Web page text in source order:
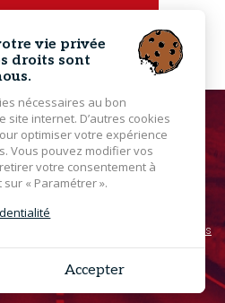
- Photos non contractuelles -
Mentions
légales
de site Internet Bretagne
vie privée
droits sont
nécessaires au bon
internet. D’autres cookies
optimiser votre expérience
Vous pouvez modifier vos
votre consentement à
« Paramétrer ».
Accepter